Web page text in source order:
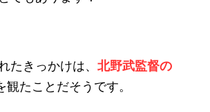
たきっかけは、 北野武監督の
観たことだそうです。